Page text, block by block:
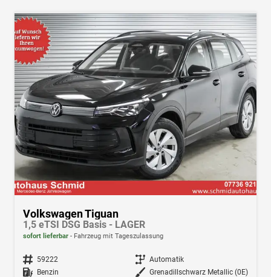
Volkswagen Tiguan
1,5 eTSI DSG Basis - LAGER
sofort lieferbar Fahrzeug mit Tageszulassung
Fahrzeugnr. 59222 Getriebe Automatik
Kraftstoff Benzin Außenfarbe Grenadillschwarz Metallic (0E)